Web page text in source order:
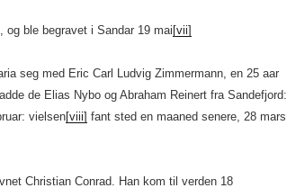
og ble begravet i Sandar 19 mai[vii]
seg med Eric Carl Ludvig Zimmermann, en 25 aar
de Elias Nybo og Abraham Reinert fra Sandefjord:
vielsen[viii] fant sted en maaned senere, 28 mars
Christian Conrad. Han kom til verden 18